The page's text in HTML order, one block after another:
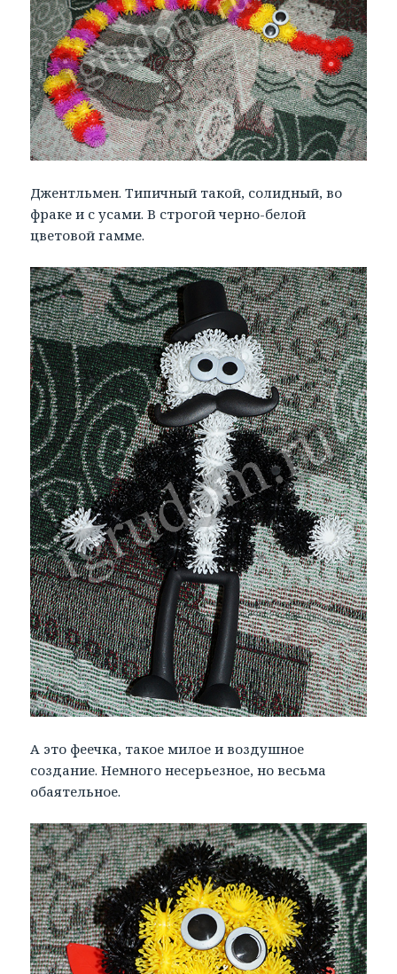
Джентльмен. Типичный такой, солидный, во
фраке и с усами. В строгой черно-белой
цветовой гамме.
А это феечка, такое милое и воздушное
создание. Немного несерьезное, но весьма
обаятельное.